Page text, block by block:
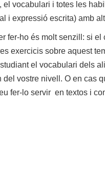
el vocabulari i totes les
i expressió escrita) amb
fer-ho és molt senzill: si
exercicis sobre aquest
el vocabulari dels
del vostre nivell. O en cas
fer-lo servir en textos i